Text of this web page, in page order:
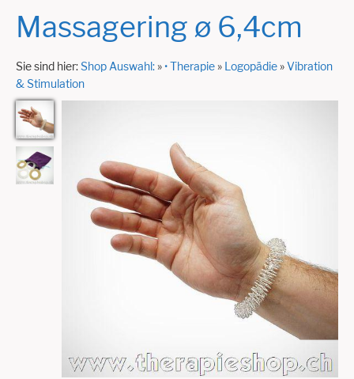
Massagering ø 6,4cm
Sie sind hier:Shop Auswahl:»• Therapie» Logopädie»Vibration
& Stimulation